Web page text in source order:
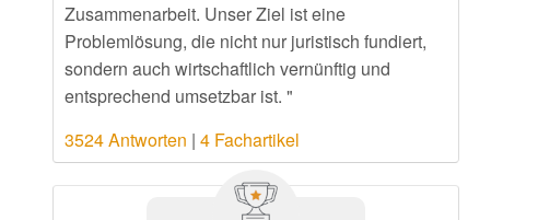
Zusammenarbeit. Unser Ziel ist eine
Problemlösung, die nicht nur juristisch fundiert,
sondern auch wirtschaftlich vernünftig und
entsprechend umsetzbar ist. "
3524 Antworten | 4 Fachartikel